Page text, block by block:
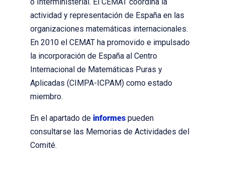
actividad y representación de España en las
organizaciones matemáticas internacionales.
En 2010 el CEMAT ha promovido e impulsado
la incorporación de España al Centro
Internacional de Matemáticas Puras y
Aplicadas (CIMPA-ICPAM) como estado
miembro.
En el apartado de informes pueden
consultarse las Memorias de Actividades del
Comité.